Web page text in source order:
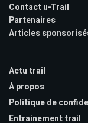
Contact u-Trail
Partenaires
Articles
Actu trail
À propos
Politique de
Entrainement trail